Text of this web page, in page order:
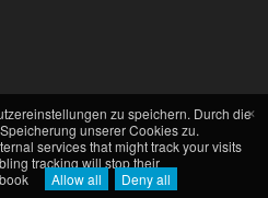
×
zu speichern. Durch die
unserer Cookies zu.
services that might track your visits
tracking will stop their
Allow all Deny all